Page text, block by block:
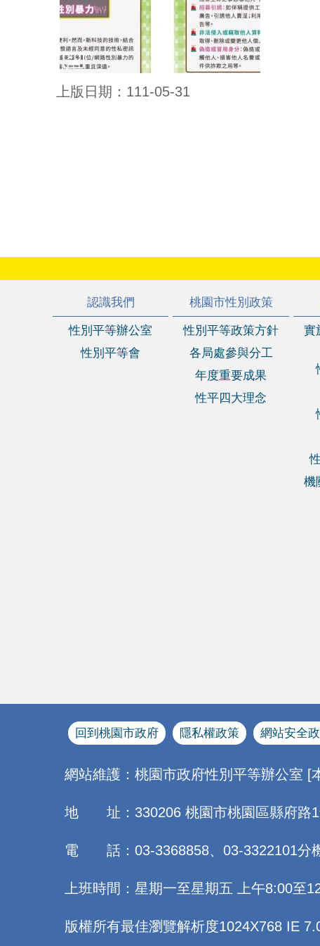
上版日期：111-05-31
認識我們
性別平等辦公室
性別平等會
桃園市性別政策
性別平等政策方針
各局處參與分工
年度重要成果
性平四大理念
實
機
回到桃園市政府 隱私權政策 網站安全
網站維護：桃園市政府性別平等辦公室 [
地 址：330206 桃園市桃園區縣府路1
電 話：03-3368858、03-3322101分
上班時間：星期一至星期五 上午8:00至
版權所有最佳瀏覽解析度1024X768 IE